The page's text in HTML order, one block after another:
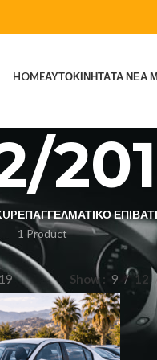
HOMEΑΥΤΟΚΙΝΗΤΑΤΑ ΝΕΑ
ΕΠΑΓΓΕΛΜΑΤΙΚΌ
1 Product
Show 9 12